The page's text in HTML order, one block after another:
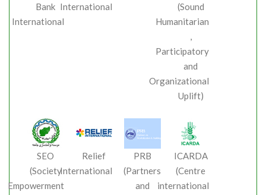
Bank
International
International
(Sound
Humanitarian
,
Participatory
and
Organizational
Uplift)
SEO
(Society
Empowerment
Relief
International
PRB
(Partners
and
ICARDA
(Centre
international